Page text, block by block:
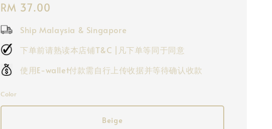
Regular
price
RM 37.00
Ship Malaysia & Singapore
下单前请熟读本店铺T&C |凡下单等同于同意
使用E-wallet付款需自行上传收据并等待确认收款
Color
Beige